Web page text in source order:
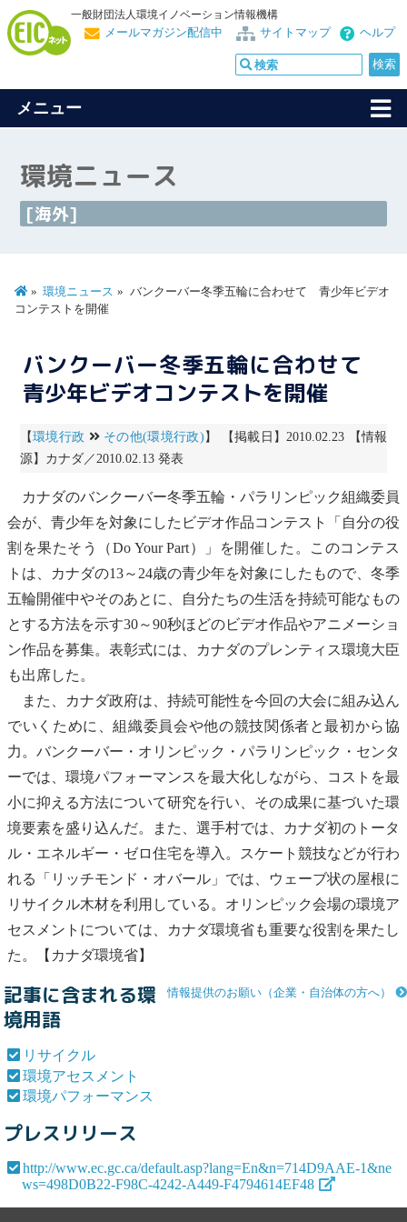
一般財団法人環境イノベーション情報機構
ヘルプ
サイトマップ
メールマガジン配信中
メニュー
環境ニュース
[海外]
環境ニュース
バンクーバー冬季五輪に合わせて 青少年ビデオ
コンテストを開催
バンクーバー冬季五輪に合わせて
青少年ビデオコンテストを開催
【環境行政 その他(環境行政) 】 【掲載日】2010.02.23 【情報
源】カナダ／2010.02.13 発表
カナダのバンクーバー冬季五輪・パラリンピック組織委員
会が、青少年を対象にしたビデオ作品コンテスト「自分の役
割を果たそう（Do Your Part）」を開催した。このコンテス
トは、カナダの13～24歳の青少年を対象にしたもので、冬季
五輪開催中やそのあとに、自分たちの生活を持続可能なもの
とする方法を示す30～90秒ほどのビデオ作品やアニメーショ
ン作品を募集。表彰式には、カナダのプレンティス環境大臣
も出席した。
また、カナダ政府は、持続可能性を今回の大会に組み込ん
でいくために、組織委員会や他の競技関係者と最初から協
力。バンクーバー・オリンピック・パラリンピック・センタ
ーでは、 環境パフォーマンス を最大化しながら、コストを最
小に抑える方法について研究を行い、その成果に基づいた環
境要素を盛り込んだ。また、選手村では、カナダ初のトータ
ル・エネルギー・ゼロ住宅を導入。スケート競技などが行わ
れる「リッチモンド・オバール」では、ウェーブ状の屋根に
リサイクル木材を利用している。オリンピック会場の環境ア
セスメント については、カナダ環境省も重要な役割を果たし
た。【カナダ環境省】
情報提供のお願い（企業・自治体の方へ）
記事に含まれる環
境用語
リサイクル
環境アセスメント
環境パフォーマンス
プレスリリース
http://www.ec.gc.ca/default.asp?lang=En&n=714D9AAE-1&ne
ws=498D0B22-F98C-4242-A449-F4794614EF48